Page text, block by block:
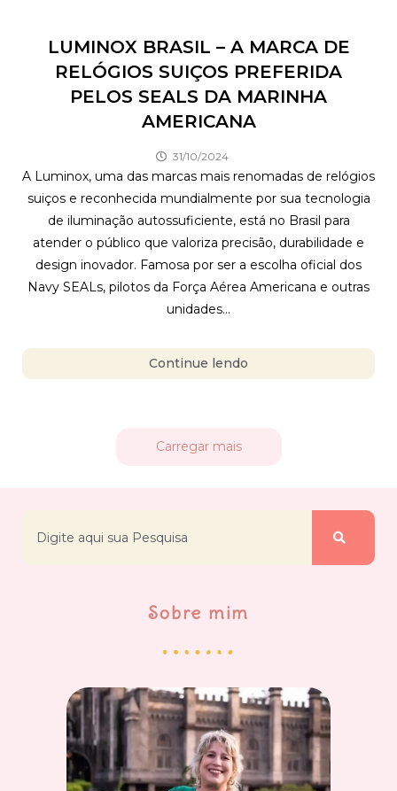
LUMINOX BRASIL – A MARCA DE
RELÓGIOS SUIÇOS PREFERIDA
PELOS SEALS DA MARINHA
AMERICANA
31/10/2024
A Luminox, uma das marcas mais renomadas de relógios
suiços e reconhecida mundialmente por sua tecnologia
de iluminação autossuficiente, está no Brasil para
atender o público que valoriza precisão, durabilidade e
design inovador. Famosa por ser a escolha oficial dos
Navy SEALs, pilotos da Força Aérea Americana e outras
unidades...
Continue lendo
Carregar mais
Sobre mim